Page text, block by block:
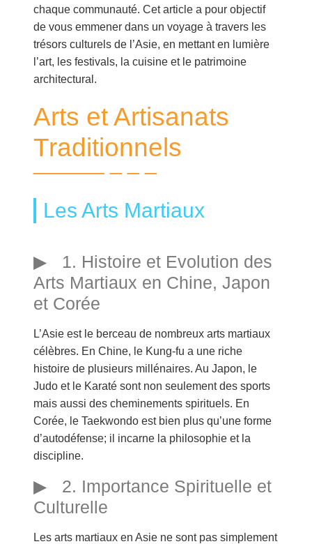
chaque communauté. Cet article a pour objectif
de vous emmener dans un voyage à travers les
trésors culturels de l’Asie, en mettant en lumière
l’art, les festivals, la cuisine et le patrimoine
architectural.
Arts et Artisanats
Traditionnels
Les Arts Martiaux
1. Histoire et Evolution des
Arts Martiaux en Chine, Japon
et Corée
L’Asie est le berceau de nombreux arts martiaux
célèbres. En Chine, le Kung-fu a une riche
histoire de plusieurs millénaires. Au Japon, le
Judo et le Karaté sont non seulement des sports
mais aussi des cheminements spirituels. En
Corée, le Taekwondo est bien plus qu’une forme
d’autodéfense; il incarne la philosophie et la
discipline.
2. Importance Spirituelle et
Culturelle
Les arts martiaux en Asie ne sont pas simplement